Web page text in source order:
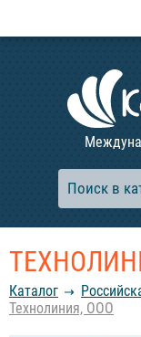
Каталог
Технолиния, ООО